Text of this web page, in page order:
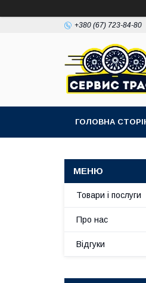
+380 (67) 723-84-80
ГОЛОВНА
Товари і послуги
Про нас
Відгуки